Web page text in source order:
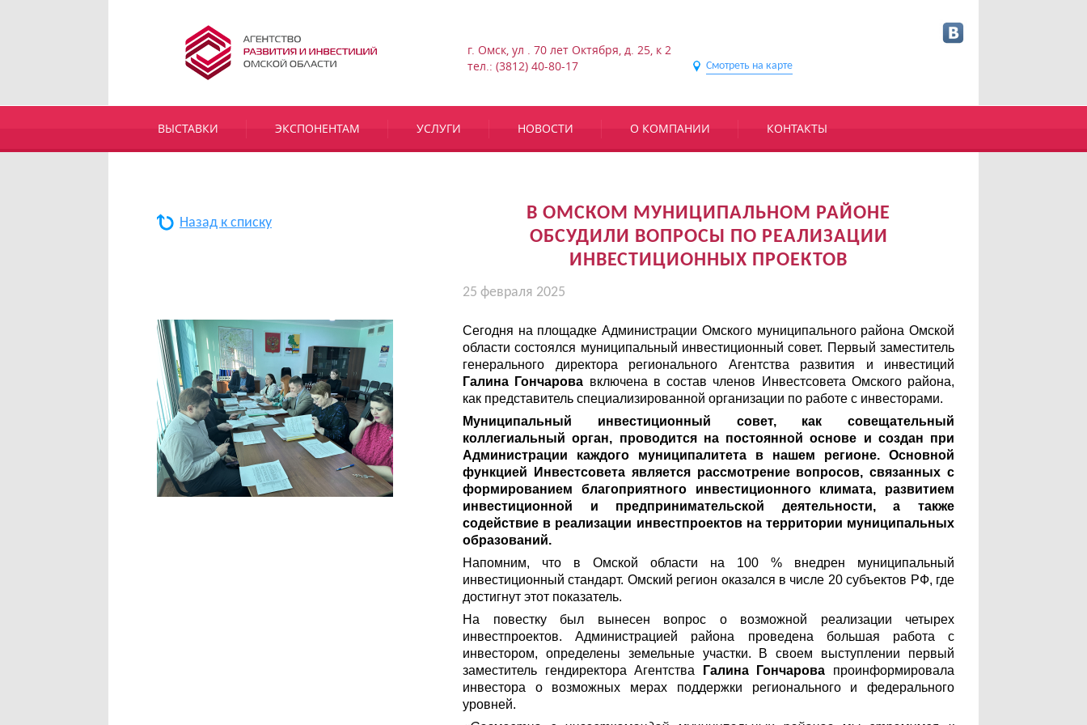
г. Омск, ул . 70 лет Октября, д. 25, к 2
тел.: (3812) 40-80-17
Смотреть на карте
ВЫСТАВКИ ЭКСПОНЕНТАМ УСЛУГИ НОВОСТИ О КОМПАНИИ КОНТАКТЫ
Назад к списку
В ОМСКОМ МУНИЦИПАЛЬНОМ РАЙОНЕ
ОБСУДИЛИ ВОПРОСЫ ПО РЕАЛИЗАЦИИ
ИНВЕСТИЦИОННЫХ ПРОЕКТОВ
25 февраля 2025
Сегодня на площадке Администрации Омского муниципального района Омской
области состоялся муниципальный инвестиционный совет. Первый заместитель
генерального директора регионального Агентства развития и инвестиций
Галина Гончарова включена в состав членов Инвестсовета Омского района,
как представитель специализированной организации по работе с инвесторами.
Муниципальный инвестиционный совет, как совещательный
коллегиальный орган, проводится на постоянной основе и создан при
Администрации каждого муниципалитета в нашем регионе. Основной
функцией Инвестсовета является рассмотрение вопросов, связанных с
формированием благоприятного инвестиционного климата, развитием
инвестиционной и предпринимательской деятельности, а также
содействие в реализации инвестпроектов на территории муниципальных
образований.
Напомним, что в Омской области на 100 % внедрен муниципальный
инвестиционный стандарт. Омский регион оказался в числе 20 субъектов РФ, где
достигнут этот показатель.
На повестку был вынесен вопрос о возможной реализации четырех
инвестпроектов. Администрацией района проведена большая работа с
инвестором, определены земельные участки. В своем выступлении первый
заместитель гендиректора Агентства
Галина Гончарова проинформировала
инвестора о возможных мерах поддержки регионального и федерального
уровней.